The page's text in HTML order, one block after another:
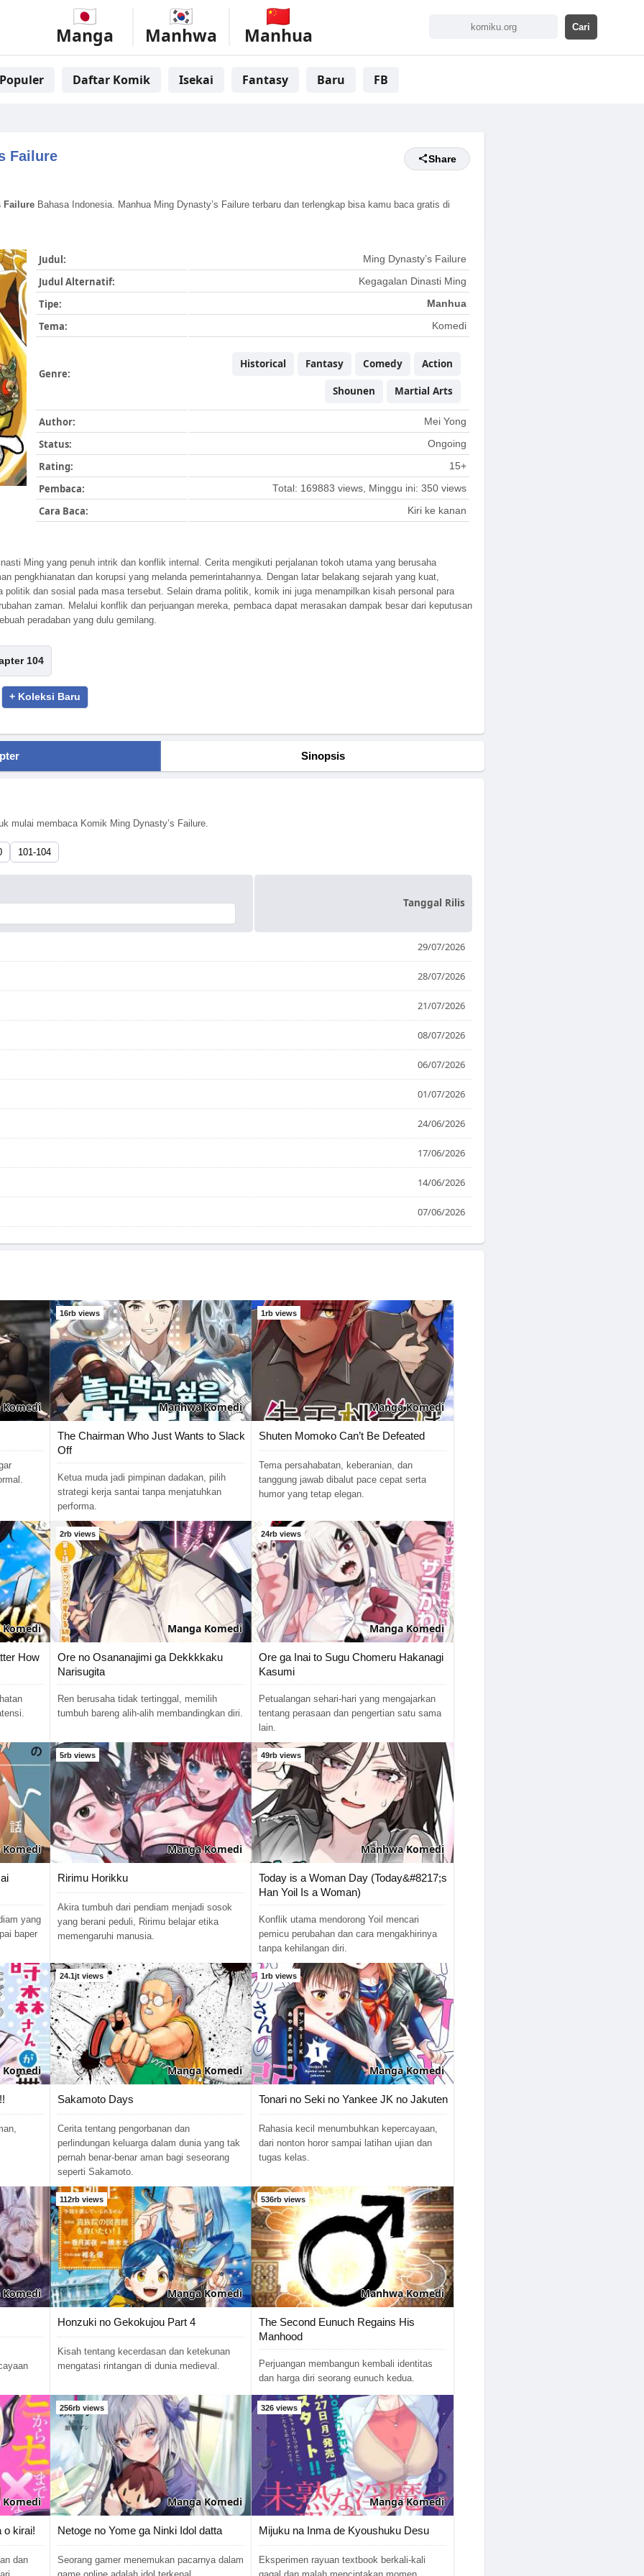
Manga Manhwa Manhua
Populer Daftar Komik Isekai Fantasy Baru FB
Failure Share
FailureBahasa Indonesia. Manhua Ming Dynasty’s Failure terbaru dan terlengkap bisa kamu baca gratis di
Judul: Ming Dynasty’s Failure
Judul Alternatif: Kegagalan Dinasti Ming
Tipe: Manhua
Tema: Komedi
Genre:
Action
Comedy
Fantasy
Historical
Martial Arts
Shounen
Author: Mei Yong
Status: Ongoing
Rating: 15+
Pembaca: Total: 169883 views, Minggu ini: 350 views
Cara Baca: Kiri ke kanan
Ming yang penuh intrik dan konflik internal. Cerita mengikuti perjalanan tokoh utama yang berusaha
pengkhianatan dan korupsi yang melanda pemerintahannya. Dengan latar belakang sejarah yang kuat,
politik dan sosial pada masa tersebut. Selain drama politik, komik ini juga menampilkan kisah personal para
zaman. Melalui konflik dan perjuangan mereka, pembaca dapat merasakan dampak besar dari keputusan
peradaban yang dulu gemilang.
104
+ Koleksi Baru
Sinopsis
mulai membaca Komik Ming Dynasty’s Failure.
101-104
Tanggal Rilis
29/07/2026
28/07/2026
21/07/2026
08/07/2026
06/07/2026
01/07/2026
24/06/2026
17/06/2026
14/06/2026
07/06/2026
01/06/2026
11/05/2026
03/05/2026
08/04/2026
15/03/2026
06/03/2026
06/03/2026
05/02/2026
24/01/2026
15/01/2026
04/01/2026
01/01/2026
24/12/2025
01/12/2025
23/11/2025
13/11/2025
09/11/2025
29/10/2025
21/10/2025
21/10/2025
02/10/2025
22/09/2025
11/09/2025
03/09/2025
31/08/2025
28/08/2025
20/08/2025
13/08/2025
06/08/2025
02/08/2025
27/07/2025
21/07/2025
13/07/2025
09/07/2025
03/07/2025
25/06/2025
22/06/2025
18/06/2025
Komedi
16rb views
ManhwaKomedi
The Chairman Who Just Wants to Slack
Off
Ketua muda jadi pimpinan dadakan, pilih
strategi kerja santai tanpa menjatuhkan
performa.
1rb views
MangaKomedi
Shuten Momoko Can’t Be Defeated
Tema persahabatan, keberanian, dan
tanggung jawab dibalut pace cepat serta
humor yang tetap elegan.
Komedi
How
2rb views
Manga Komedi
Ore no Osananajimi ga Dekkkkaku
Narisugita
Ren berusaha tidak tertinggal, memilih
tumbuh bareng alih-alih membandingkan diri.
24rb views
MangaKomedi
Ore ga Inai to Sugu Chomeru Hakanagi
Kasumi
Petualangan sehari-hari yang mengajarkan
tentang perasaan dan pengertian satu sama
lain.
Komedi
yang
baper
5rb views
MangaKomedi
Ririmu Horikku
Akira tumbuh dari pendiam menjadi sosok
yang berani peduli, Ririmu belajar etika
memengaruhi manusia.
49rb views
ManhwaKomedi
Today is a Woman Day (Today&#8217;s
Han Yoil Is a Woman)
Konflik utama mendorong Yoil mencari
pemicu perubahan dan cara mengakhirinya
tanpa kehilangan diri.
Komedi
24.1jt views
MangaKomedi
Sakamoto Days
Cerita tentang pengorbanan dan
perlindungan keluarga dalam dunia yang tak
pernah benar-benar aman bagi seseorang
seperti Sakamoto.
1rb views
MangaKomedi
Tonari no Seki no Yankee JK no Jakuten
Rahasia kecil menumbuhkan kepercayaan,
dari nonton horor sampai latihan ujian dan
tugas kelas.
Komedi
112rb views
MangaKomedi
Honzuki no Gekokujou Part 4
Kisah tentang kecerdasan dan ketekunan
mengatasi rintangan di dunia medieval.
536rb views
ManhwaKomedi
The Second Eunuch Regains His
Manhood
Perjuangan membangun kembali identitas
dan harga diri seorang eunuch kedua.
Komedi
o kirai!
dan
256rb views
MangaKomedi
Netoge no Yome ga Ninki Idol datta
Seorang gamer menemukan pacarnya dalam
326 views
MangaKomedi
Mijuku na Inma de Kyoushuku Desu
Eksperimen rayuan textbook berkali-kali